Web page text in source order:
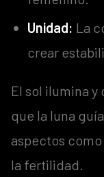
Unidad: La
crear
El sol ilumina
que la luna
aspectos
la fertilidad.